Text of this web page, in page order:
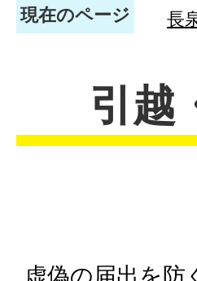
現在のページ 長
引越
虚偽の届出を防